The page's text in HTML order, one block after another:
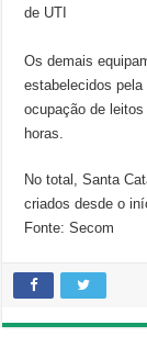
de UTI
Os demais
estabelecidos
ocupação de
horas.
No total, Santa
criados desde o
Fonte: Secom